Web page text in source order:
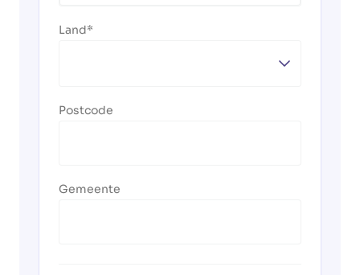
Land
Postcode
Gemeente